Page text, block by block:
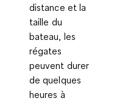
distance et la
taille du
bateau, les
régates
peuvent durer
de quelques
heures à